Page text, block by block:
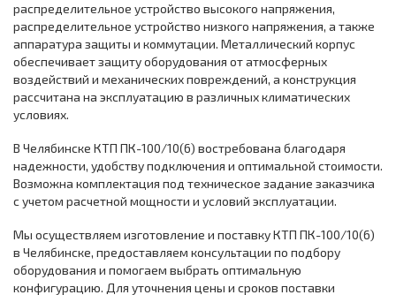
распределительное устройство высокого напряжения,
распределительное устройство низкого напряжения, а также
аппаратура защиты и коммутации. Металлический корпус
обеспечивает защиту оборудования от атмосферных
воздействий и механических повреждений, а конструкция
рассчитана на эксплуатацию в различных климатических
условиях.
В Челябинске КТП ПК-100/10(6) востребована благодаря
надежности, удобству подключения и оптимальной стоимости.
Возможна комплектация под техническое задание заказчика
с учетом расчетной мощности и условий эксплуатации.
Мы осуществляем изготовление и поставку КТП ПК-100/10(6)
в Челябинске, предоставляем консультации по подбору
оборудования и помогаем выбрать оптимальную
конфигурацию. Для уточнения цены и сроков поставки